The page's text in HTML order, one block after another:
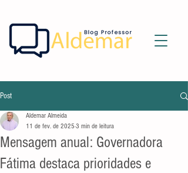
Post
Mensagem anual: Governadora
Fátima destaca prioridades e
Aldemar Almeida
11 de fev. de 2025 3 min de leitura